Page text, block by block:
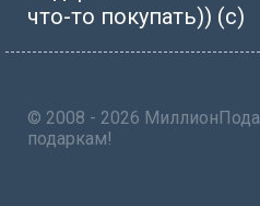
что-то покупать)) (с)
© 2008 - 2026
подаркам!